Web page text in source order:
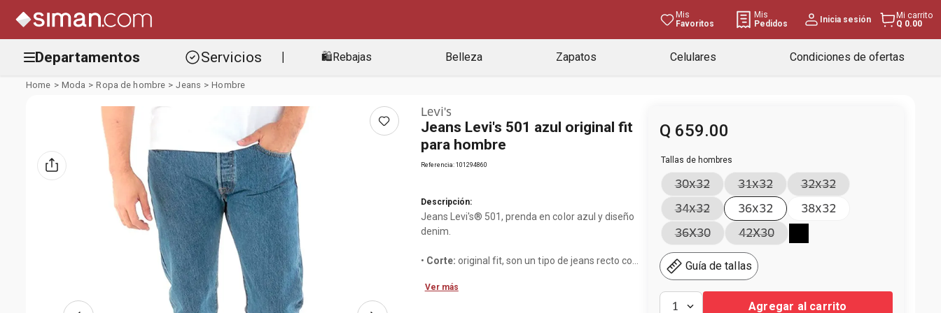
Mis
Favoritos
Mis
Pedidos
Inicia sesión
Mi carrito
Q 0.00
Departamentos Servicios 🛍️Rebajas Belleza Zapatos Celulares Condiciones de ofertas
Moda Ropa de hombre Jeans Hombre
Levi's
Jeans Levi's 501 azul original fit
para hombre
Referencia: 101294860
Descripción:
Jeans Levi's® 501, prenda en color azul y diseño
denim.
• Corte: original fit, son un tipo de jeans recto con
pierna recta hasta los tobillos.
Ver más
Q 659.00
Tallas de hombres
30x32 31x32 32x32
34x32 36x32 38x32
36X30 42X30
Guía de tallas
1 Agregar al carrito